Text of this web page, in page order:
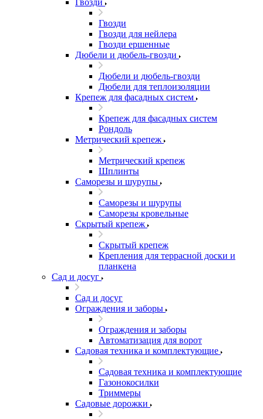
Гвозди
Гвозди
Гвозди для нейлера
Гвозди ершенные
Дюбели и дюбель-гвозди
Дюбели и дюбель-гвозди
Дюбели для теплоизоляции
Крепеж для фасадных систем
Крепеж для фасадных систем
Рондоль
Метрический крепеж
Метрический крепеж
Шплинты
Саморезы и шурупы
Саморезы и шурупы
Саморезы кровельные
Скрытый крепеж
Скрытый крепеж
Крепления для террасной доски и
планкена
Сад и досуг
Сад и досуг
Ограждения и заборы
Ограждения и заборы
Автоматизация для ворот
Садовая техника и комплектующие
Садовая техника и комплектующие
Газонокосилки
Триммеры
Садовые дорожки